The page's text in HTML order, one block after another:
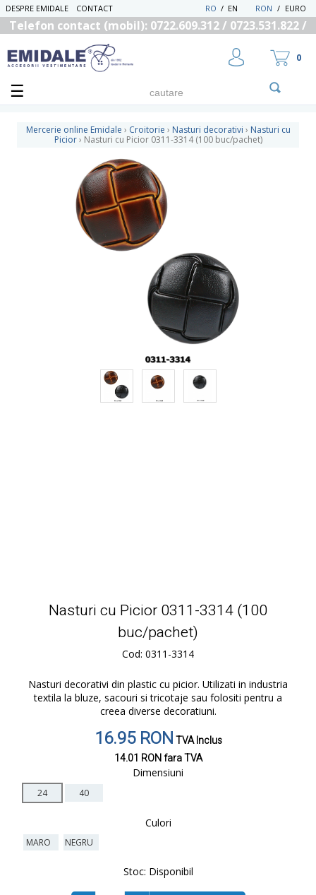
DESPRE EMIDALE CONTACT RON / EURO
EN
/
RO
Telefon contact (mobil): 0722.609.312 / 0723.531.822 /
0
Mercerie online Emidale › Croitorie › Nasturi decorativi › Nasturi cu
Picior › Nasturi cu Picior 0311-3314 (100 buc/pachet)
Nasturi cu Picior 0311-3314 (100
buc/pachet)
Cod: 0311-3314
Nasturi decorativi din plastic cu picior. Utilizati in industria
textila la bluze, sacouri si tricotaje sau folositi pentru a
creea diverse decoratiuni.
16.95 RONTVA Inclus
14.01 RONfara TVA
Dimensiuni
24 40
Culori
MARO NEGRU
Stoc: Disponibil